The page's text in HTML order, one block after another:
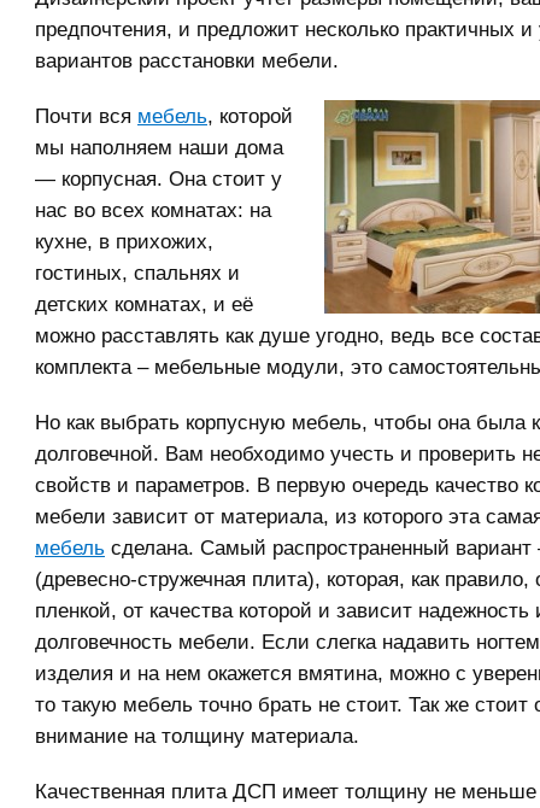
предпочтения, и предложит несколько практичных
вариантов расстановки мебели.
Почти вся мебель, которой
мы наполняем наши дома
— корпусная. Она стоит у
нас во всех комнатах: на
кухне, в прихожих,
гостиных, спальнях и
детских комнатах, и её
можно расставлять как душе угодно, ведь все
комплекта – мебельные модули, это
Но как выбрать корпусную мебель, чтобы она была
долговечной. Вам необходимо учесть и проверить
свойств и параметров. В первую очередь качество
мебели зависит от материала, из которого эта
мебель сделана. Самый распространенный
(древесно-стружечная плита), которая, как правило,
пленкой, от качества которой и зависит надежность
долговечность мебели. Если слегка надавить
изделия и на нем окажется вмятина, можно с
то такую мебель точно брать не стоит. Так же стоит
внимание на толщину материала.
Качественная плита ДСП имеет толщину не